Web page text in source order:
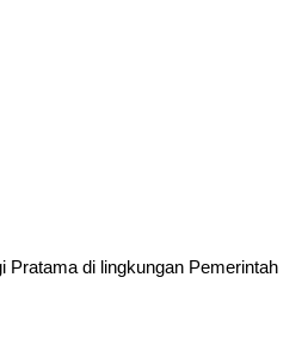
Pratama di lingkungan Pemerintah